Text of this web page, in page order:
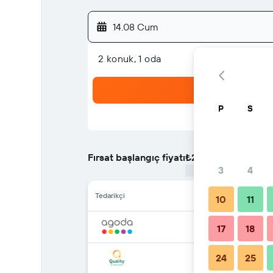
14.08 Cum
2 konuk, 1 oda
Fırsat başlangıç fiyatı₺2.957
Tedarikçi
P S
3 4
10 11
17 18
24 25